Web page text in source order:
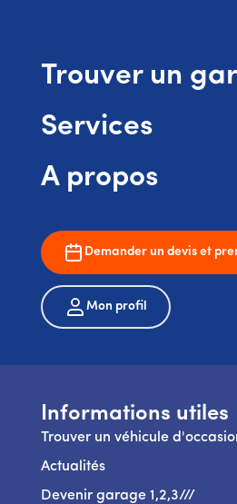
Trouver un
Services
A propos
Demander un devis et
Mon profil
Informations utiles
Trouver un véhicule
Actualités
Devenir garage 1,2,3///